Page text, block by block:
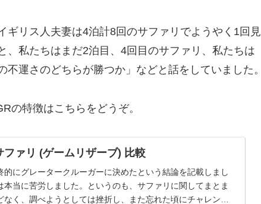
ギリス人夫妻は4泊計8回のサファリでようやく1回見
、私たちはまだ2泊目、4回目のサファリ、私たちは
不運さのどちらが勝つか」などと話をしていました。
の特徴はこちらをどうぞ。
ファリ (ゲームリザーブ) 比較
的にグレータークルーガーに決めたという結論を記載しまし
本当に苦労しました。というのも、サファリに関してまとま
なく、調べようとしては挫折し、また忘れた頃にチャレンジ